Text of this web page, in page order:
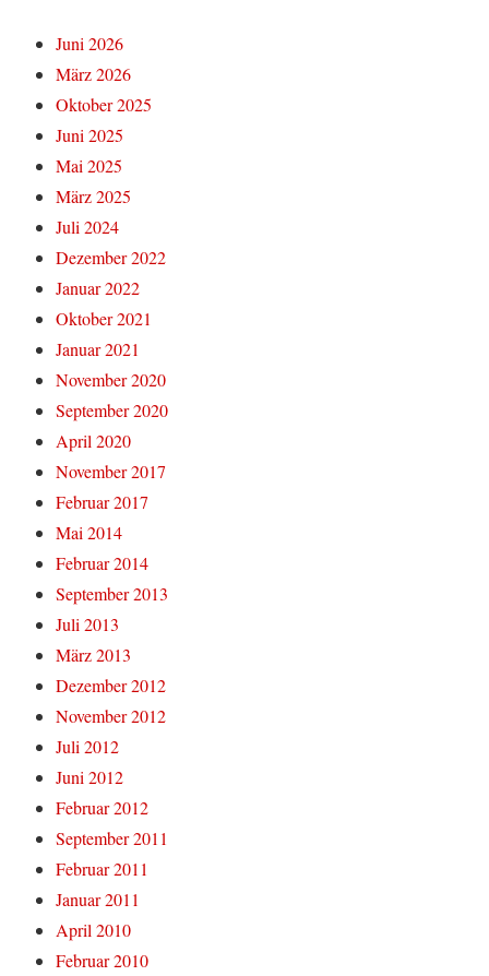
Juni 2026
März 2026
Oktober 2025
Juni 2025
Mai 2025
März 2025
Juli 2024
Dezember 2022
Januar 2022
Oktober 2021
Januar 2021
November 2020
September 2020
April 2020
November 2017
Februar 2017
Mai 2014
Februar 2014
September 2013
Juli 2013
März 2013
Dezember 2012
November 2012
Juli 2012
Juni 2012
Februar 2012
September 2011
Februar 2011
Januar 2011
April 2010
Februar 2010